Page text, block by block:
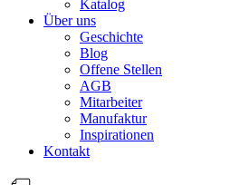
Katalog
Über uns
Geschichte
Blog
Offene Stellen
AGB
Mitarbeiter
Manufaktur
Inspirationen
Kontakt